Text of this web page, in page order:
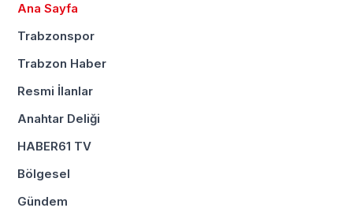
Ana Sayfa
Trabzonspor
Trabzon Haber
Resmi İlanlar
Anahtar Deliği
HABER61 TV
Bölgesel
Gündem